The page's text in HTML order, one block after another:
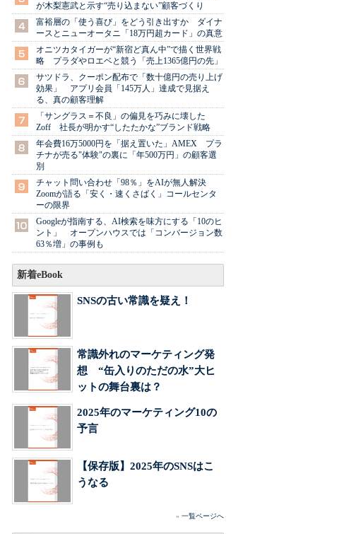
が木梨憲武と示す“売り込まない”顧客づくり
富裕層の「使う喜び」をどう引き出すか ダイナ
ースとニューオータニ「18万円超カード」の真意
オニツカタイガーが“新宿ど真ん中”で描く世界戦
略 プラダやロエベと競う「売上1365億円の先」
サツドラ、クーポン配布で「数十億円の売り上げ
効果」 アプリ会員「145万人」達成で見据え
る、真の顧客理解
「サングラス＝不良」の偏見を巧みに壊した
Zoff 社長が明かす“したたかな”ブランド戦略
年会費16万5000円を「据え置いた」AMEX プラ
チナが売る"体験"の裏に「年500万円」の顧客選
別
チャット問い合わせ「98％」をAIが無人解決
Zoomが語る「安く・速くさばく」コールセンタ
ーの限界
Googleが指南する、AI検索を味方にする「10のヒ
ント」 オープンハウスでは「コンバージョン数
63％増」の事例も
新着eBook
SNSの古い常識を疑え！
常識外れのマーケティング発
想 “缶入りのただの水”大ヒ
ットの舞台裏は？
2025年のマーケティング10の
予言
【保存版】2025年のSNSはこ
うなる
» 一覧ページへ